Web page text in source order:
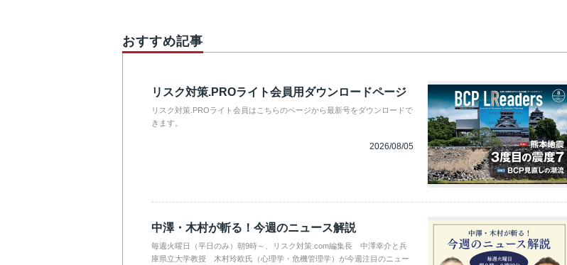
おすすめ記事
リスク対策.PROライト会員用ダウンロードページ
リスク対策.PROライト会員はこちらのページから最新号をダウンロードで
きます。
2026/08/05
中澤・木村が斬る！今週のニュース解説
毎週火曜日（平日のみ）朝9時～、リスク対策.com編集長 中澤幸介と兵
庫県立大学教授 木村玲欧氏（心理学・危機管理学）が今週注目のニュー